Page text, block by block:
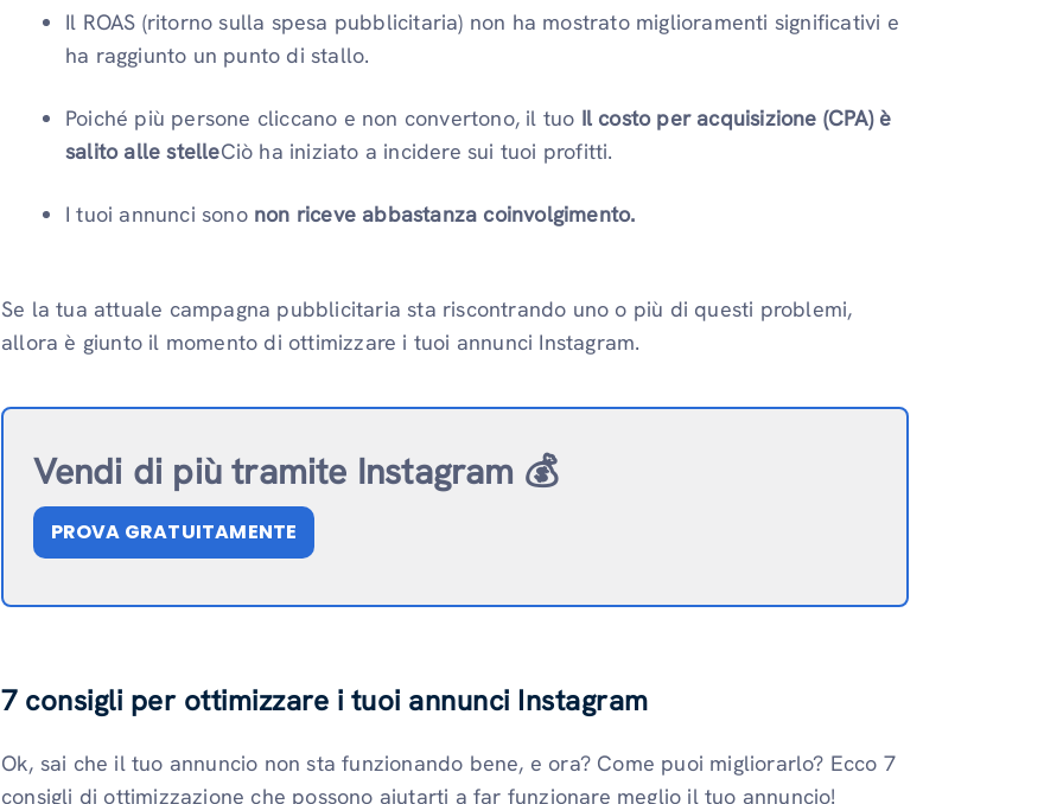
Il ROAS (ritorno sulla spesa pubblicitaria) non ha mostrato miglioramenti significativi e
ha raggiunto un punto di stallo.
Poiché più persone cliccano e non convertono, il tuo Il costo per acquisizione (CPA) è
salito alle stelleCiò ha iniziato a incidere sui tuoi profitti.
I tuoi annunci sono non riceve abbastanza coinvolgimento.
Se la tua attuale campagna pubblicitaria sta riscontrando uno o più di questi problemi,
allora è giunto il momento di ottimizzare i tuoi annunci Instagram.
Vendi di più tramite Instagram 💰
PROVA GRATUITAMENTE
7 consigli per ottimizzare i tuoi annunci Instagram
Ok, sai che il tuo annuncio non sta funzionando bene, e ora? Come puoi migliorarlo? Ecco 7
consigli di ottimizzazione che possono aiutarti a far funzionare meglio il tuo annuncio!